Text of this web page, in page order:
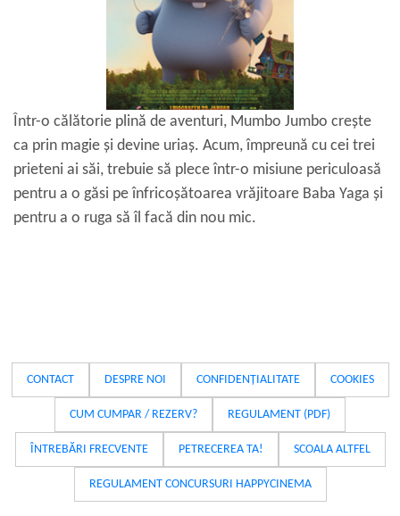
Într-o călătorie plină de aventuri, Mumbo Jumbo crește
ca prin magie și devine uriaș. Acum, împreună cu cei trei
prieteni ai săi, trebuie să plece într-o misiune periculoasă
pentru a o găsi pe înfricoșătoarea vrăjitoare Baba Yaga și
pentru a o ruga să îl facă din nou mic.
CONTACT DESPRE NOI CONFIDENȚIALITATE COOKIES
CUM CUMPAR / REZERV? REGULAMENT (PDF)
ÎNTREBĂRI FRECVENTE PETRECEREA TA! SCOALA ALTFEL
REGULAMENT CONCURSURI HAPPYCINEMA